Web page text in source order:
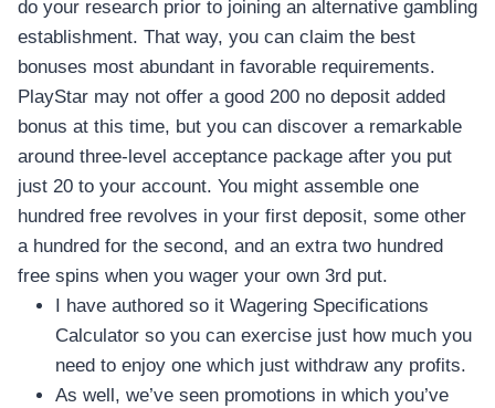
do your research prior to joining an alternative gambling
establishment. That way, you can claim the best
bonuses most abundant in favorable requirements.
PlayStar may not offer a good 200 no deposit added
bonus at this time, but you can discover a remarkable
around three-level acceptance package after you put
just 20 to your account. You might assemble one
hundred free revolves in your first deposit, some other
a hundred for the second, and an extra two hundred
free spins when you wager your own 3rd put.
I have authored so it Wagering Specifications
Calculator so you can exercise just how much you
need to enjoy one which just withdraw any profits.
As well, we’ve seen promotions in which you’ve